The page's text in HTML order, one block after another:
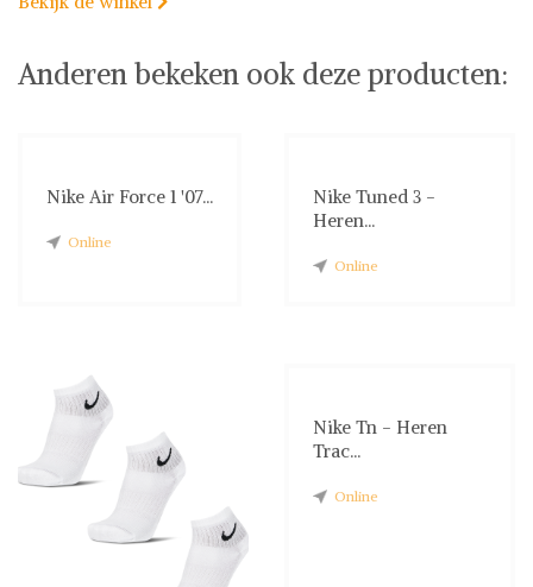
Anderen bekeken ook deze producten:
Nike Air Force 1 '07...
Online
Nike Tuned 3 -
Heren...
Online
Nike Tn - Heren
Trac...
Online